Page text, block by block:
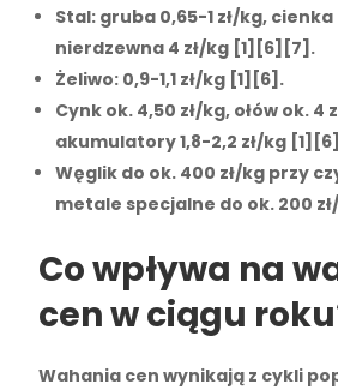
Stal: gruba 0,65-1 zł/kg,
nierdzewna 4 zł/kg [1][6][7].
Żeliwo: 0,9-1,1 zł/kg [1][6].
Cynk ok. 4,50 zł/kg, ołów ok. 4
akumulatory1,8-2,2 zł/kg
Węglik do ok. 400 zł/kg przy
metale specjalne do ok. 200
Co wpływa na
cen w ciągu
Wahania cen wynikają z cykli